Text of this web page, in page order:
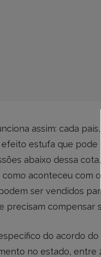
assim: cada
estufa que pode
abaixo dessa
aconteceu com
ser vendidos
precisam compensar
do acordo do
no estado, entre